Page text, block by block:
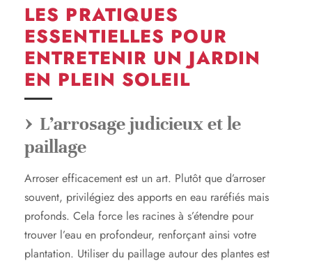
LES PRATIQUES
ESSENTIELLES POUR
ENTRETENIR UN JARDIN
EN PLEIN SOLEIL
L’arrosage judicieux et le
paillage
Arroser efficacement est un art. Plutôt que d’arroser
souvent, privilégiez des apports en eau raréfiés mais
profonds. Cela force les racines à s’étendre pour
trouver l’eau en profondeur, renforçant ainsi votre
plantation. Utiliser du paillage autour des plantes est